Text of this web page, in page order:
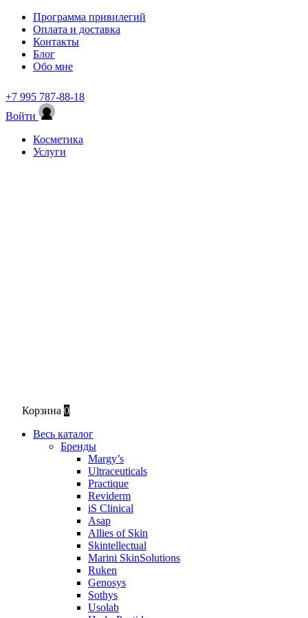
Программа привилегий
Оплата и доставка
Контакты
Блог
Обо мне
+7 995 787-88-18
Войти
Косметика
Услуги
Корзина 0
Весь каталог
Бренды
Margy’s
Ultraceuticals
Practique
Reviderm
iS Clinical
Asap
Allies of Skin
Skintellectual
Marini SkinSolutions
Ruken
Genosys
Sothys
Usolab